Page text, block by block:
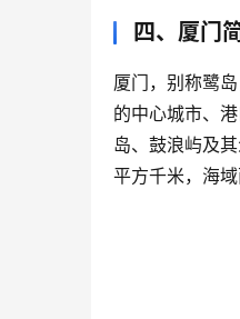
四、厦门
厦门，别称鹭
的中心城市、
岛、鼓浪屿及
平方千米，海